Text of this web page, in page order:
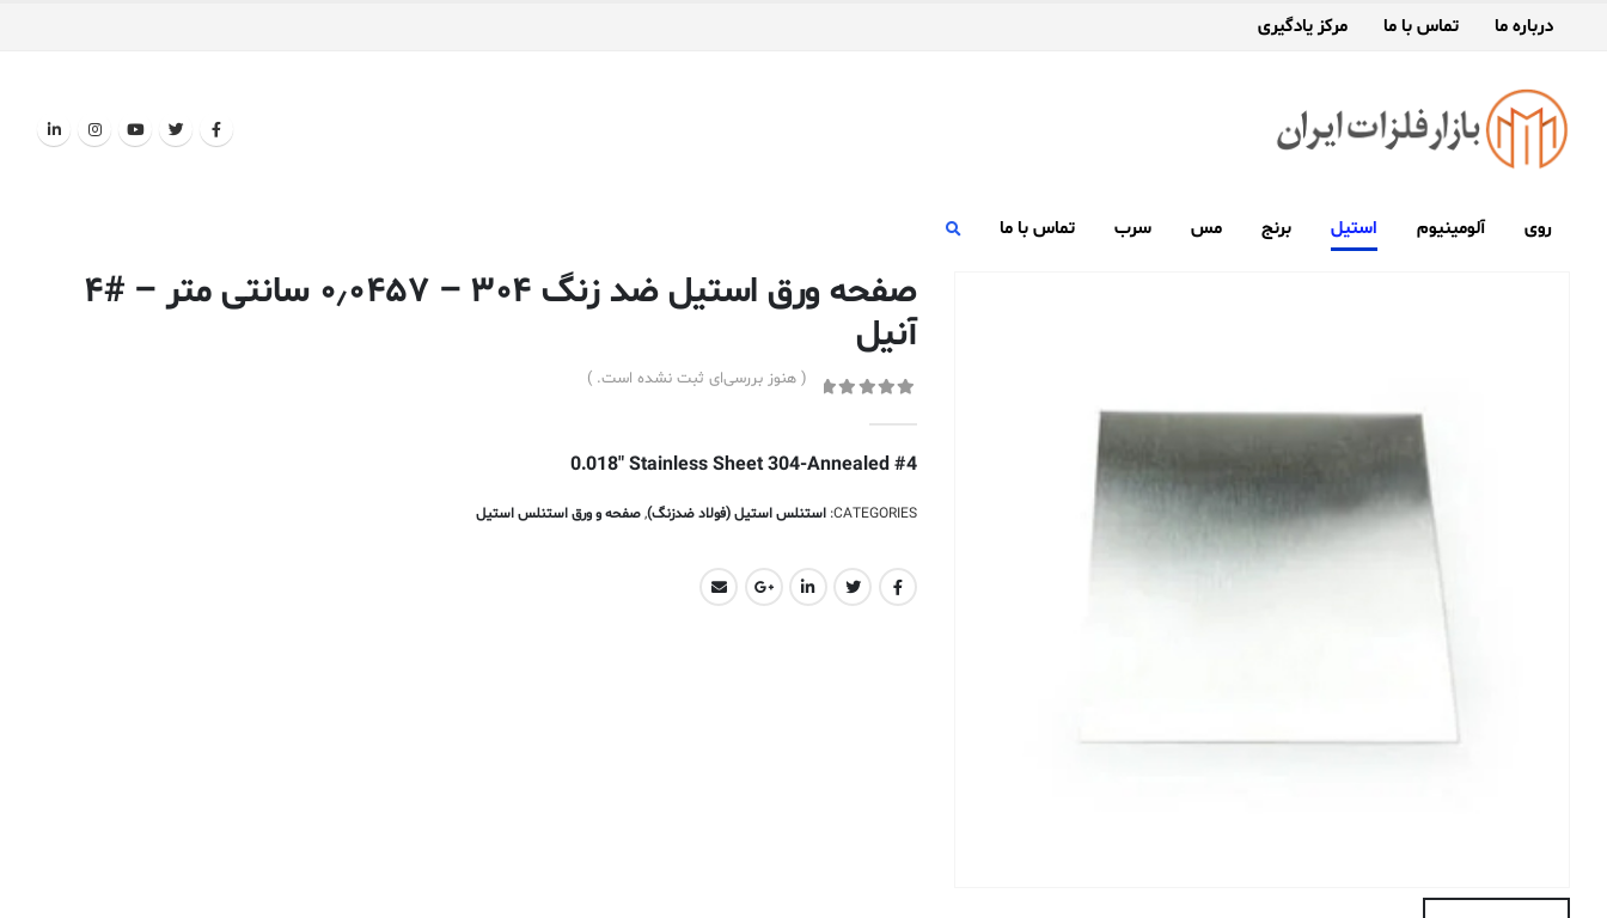
درباره ما تماس با ما مرکز یادگیری
روی آلومینیوم استیل برنج مس سرب تماس با ما
صفحه ورق استیل ضد زنگ ۳۰۴ – ۰٫۰۴۵۷ سانتی متر – #۴
آنیل
( هنوز بررسی‌ای ثبت نشده است. )
0.018″ Stainless Sheet 304-Annealed #4
CATEGORIES: استنلس استیل (فولاد ضدزنگ),صفحه و ورق استنلس استیل